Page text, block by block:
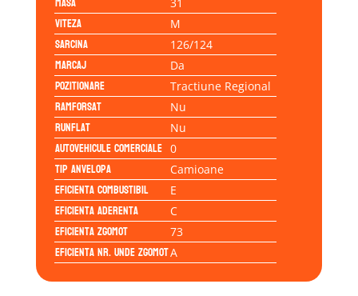
Viteza M
Sarcina 126/124
Marcaj Da
Pozitionare Tractiune Regional
Ramforsat Nu
Runflat Nu
Autovehicule comerciale 0
Tip anvelopa Camioane
Eficienta Combustibil E
Eficienta Aderenta C
Eficienta Zgomot 73
Eficienta Nr. Unde ZgomotA